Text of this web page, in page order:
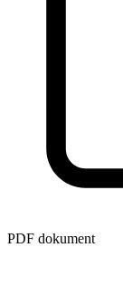
PDF dokument